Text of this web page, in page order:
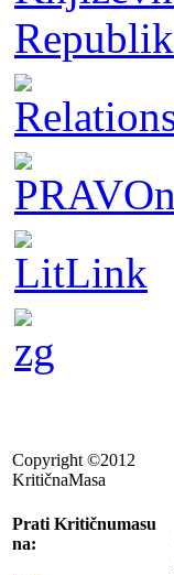
Copyright ©2012
KritičnaMasa
Prati Kritičnumasu
na: